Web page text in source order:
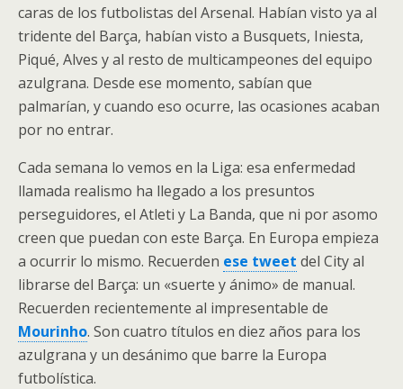
caras de los futbolistas del Arsenal. Habían visto ya al
tridente del Barça, habían visto a Busquets, Iniesta,
Piqué, Alves y al resto de multicampeones del equipo
azulgrana. Desde ese momento, sabían que
palmarían, y cuando eso ocurre, las ocasiones acaban
por no entrar.
Cada semana lo vemos en la Liga: esa enfermedad
llamada realismo ha llegado a los presuntos
perseguidores, el Atleti y La Banda, que ni por asomo
creen que puedan con este Barça. En Europa empieza
a ocurrir lo mismo. Recuerden ese tweet del City al
librarse del Barça: un «suerte y ánimo» de manual.
Recuerden recientemente al impresentable de
Mourinho. Son cuatro títulos en diez años para los
azulgrana y un desánimo que barre la Europa
futbolística.